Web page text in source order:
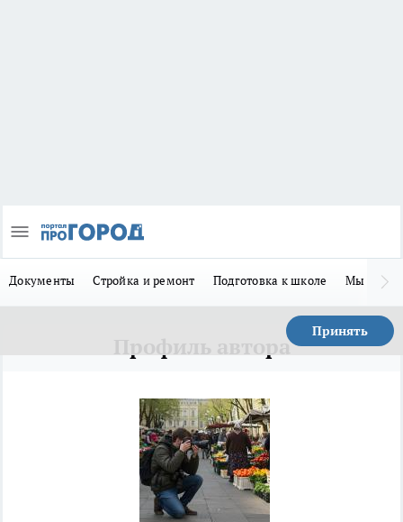
Документы Стройка и ремонт Подготовка к школе Мы в MAX
Принять
Профиль автора